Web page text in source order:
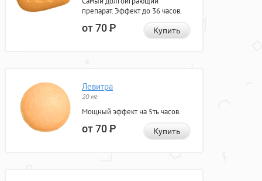
препарат. Эффект до 36 часов.
от 70Р Купить
Левитра
20 мг
Мощный эффект на 5ть часов.
от 70Р Купить